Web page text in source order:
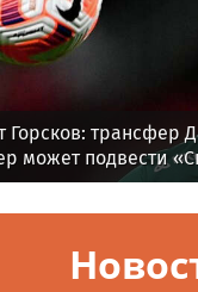
Горсков: трансфер
может подвести